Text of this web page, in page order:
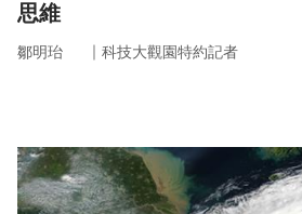
思維
鄒明珆 ｜ 科技大觀園特約記者